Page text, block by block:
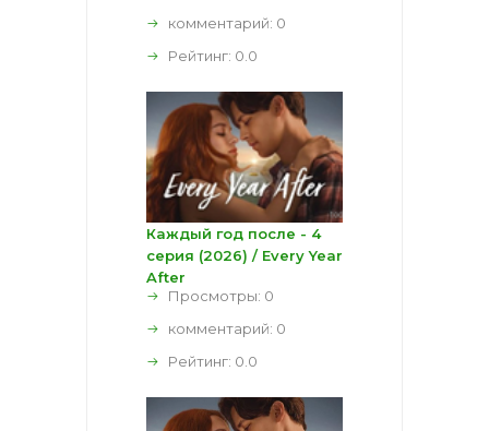
комментарий: 0
Рейтинг: 0.0
Каждый год после - 4
серия (2026) / Every Year
After
Просмотры: 0
комментарий: 0
Рейтинг: 0.0